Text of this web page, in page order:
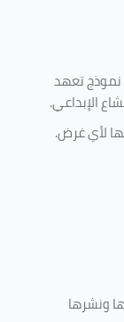
نموذج تعهد
الإبداعي.
لأي غرض.
ونشرها